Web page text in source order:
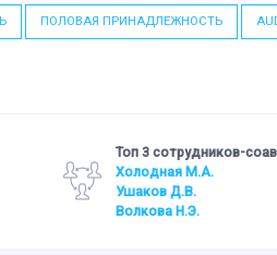
ПОЛОВАЯ ПРИНАДЛЕЖНОСТЬ
Топ 3 сотрудников-
Холодная М.А.
Ушаков Д.В.
Волкова Н.Э.